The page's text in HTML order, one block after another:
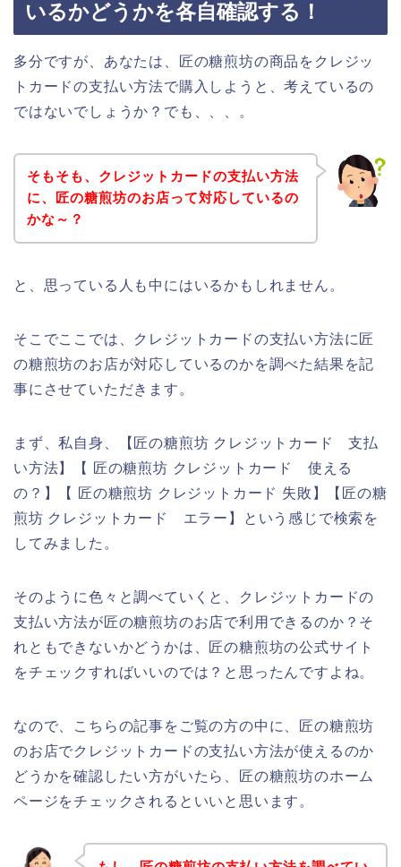
いるかどうかを各自確認する！
多分ですが、あなたは、匠の糖煎坊の商品をクレジッ
トカードの支払い方法で購入しようと、考えているの
ではないでしょうか？でも、、、。
そもそも、クレジットカードの支払い方法
に、匠の糖煎坊のお店って対応しているの
かな～？
と、思っている人も中にはいるかもしれません。
そこでここでは、クレジットカードの支払い方法に匠
の糖煎坊のお店が対応しているのかを調べた結果を記
事にさせていただきます。
まず、私自身、【匠の糖煎坊 クレジットカード 支払
い方法】【 匠の糖煎坊 クレジットカード 使える
の？】【 匠の糖煎坊 クレジットカード 失敗】【匠の糖
煎坊 クレジットカード エラー】という感じで検索を
してみました。
そのように色々と調べていくと、クレジットカードの
支払い方法が匠の糖煎坊のお店で利用できるのか？そ
れともできないかどうかは、匠の糖煎坊の公式サイト
をチェックすればいいのでは？と思ったんですよね。
なので、こちらの記事をご覧の方の中に、匠の糖煎坊
のお店でクレジットカードの支払い方法が使えるのか
どうかを確認したい方がいたら、匠の糖煎坊のホーム
ページをチェックされるといいと思います。